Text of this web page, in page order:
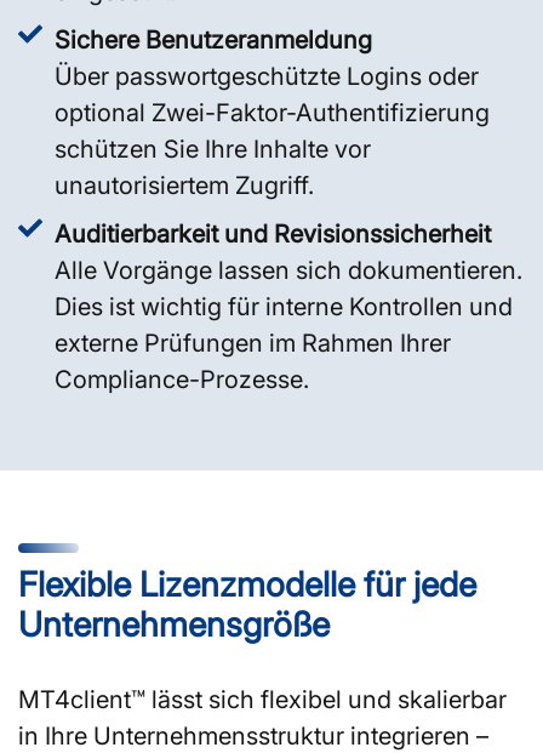
Sichere Benutzeranmeldung
Über passwortgeschützte Logins oder
optional Zwei-Faktor-Authentifizierung
schützen Sie Ihre Inhalte vor
unautorisiertem Zugriff.
Auditierbarkeit und Revisionssicherheit
Alle Vorgänge lassen sich dokumentieren.
Dies ist wichtig für interne Kontrollen und
externe Prüfungen im Rahmen Ihrer
Compliance-Prozesse.
Flexible Lizenzmodelle für jede
Unternehmensgröße
MT4client™ lässt sich flexibel und skalierbar
in Ihre Unternehmensstruktur integrieren –